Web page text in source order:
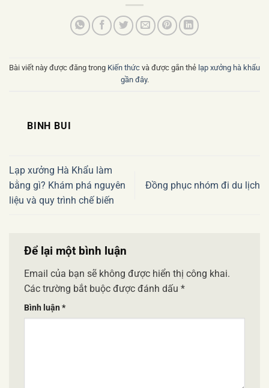
Bài viết này được đăng trong Kiến thức và được gắn thẻ lạp xưởng hà khẩu
gần đây.
BINH BUI
Lạp xưởng Hà Khẩu làm
bằng gì? Khám phá nguyên
liệu và quy trình chế biến
Đồng phục nhóm đi du lịch
Để lại một bình luận
Email của bạn sẽ không được hiển thị công khai.
Các trường bắt buộc được đánh dấu *
Bình luận *